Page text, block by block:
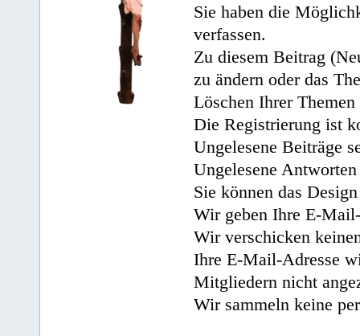
Sie haben die
verfassen.
Zu diesem Beitrag
zu ändern oder das
Löschen Ihrer
Die Registrierung ist
Ungelesene Beiträge
Ungelesene
Sie können das
Wir geben Ihre E-
Wir verschicken
Ihre E-Mail-Adresse
Mitgliedern nicht
Wir sammeln keine